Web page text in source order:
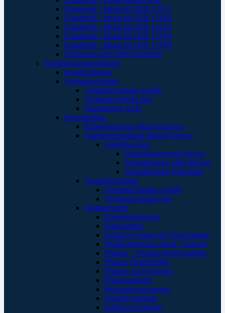
Einzelteile / Inhalt für DIN 13157
Einzelteile / Inhalt für DIN 13169
Einzelteile / Inhalt für DIN 14142
Einzelteile / Inhalt für DIN 13164
Einzelteile / Inhalt für DIN 13160
Füllungen nach DIN Komplett
Sanitätsraumausstattung
Krankentragen
Verbandschränke
Verbandschränke gefüllt
Verbandschränke leer
Wandkästen AED
Sportmedizin
Kältekompresse Mehr-/Einweg
Wärmebehandlung Mehr-/Einweg
Wärmflaschen
Wärmflaschen mit Bezug
Wärmflaschen ohne Bezug
Wärmflaschen Plüschtier
Verbandschränke
Verbandschränke gefüllt
Verbandschränke leer
Verbandstoffe
Kanülenfixierung
Kinesoptape
Kohäsive elastische Fixierbinden
Mullkompressen Steril / Unsteril
Pflaster – Wundschnellverbände
Pflaster Detektierbar
Pflaster zur Fixierung
Pflasterspender
Replantatversorgung
Schnellverbände
Schlauchverbände